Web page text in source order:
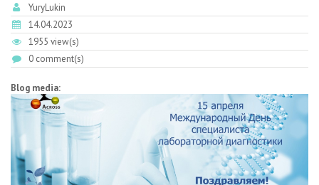
YuryLukin
14.04.2023
1955 view(s)
0 comment(s)
Blog media: